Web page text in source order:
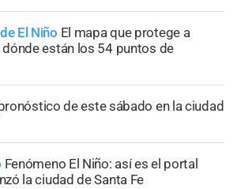
El Niño El mapa que protege a
dónde están los 54 puntos de
de este sábado en la ciudad
Fenómeno El Niño: así es el portal
la ciudad de Santa Fe